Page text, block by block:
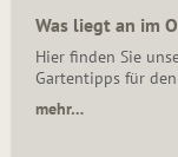
Was liegt an im
Hier finden Sie
Gartentipps für
mehr…